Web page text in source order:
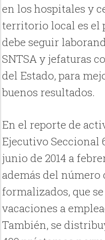
en los hospitales y
territorio local es el
debe seguir
SNTSA y jefaturas
del Estado, para
buenos resultados.
En el reporte de
Ejecutivo Seccional
junio de 2014 a
además del número
formalizados, que
vacaciones a
También, se